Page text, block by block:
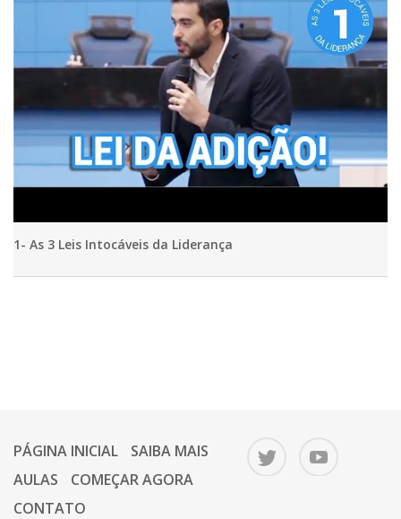
1- As 3 Leis Intocáveis da Liderança
PÁGINA INICIAL
SAIBA MAIS
AULAS
COMEÇAR AGORA
CONTATO